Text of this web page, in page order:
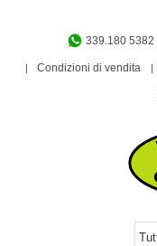
339.180 5382
Condizioni di vendita